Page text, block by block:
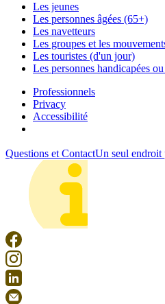
Les jeunes
Les personnes âgées (65+)
Les navetteurs
Les groupes et les
Les touristes (d'un jour)
Les personnes handicapées
Professionnels
Privacy
Accessibilité
Questions et ContactUn seul endroit